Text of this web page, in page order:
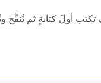
تكتب أولَ كتابةٍ ثم تُنقَّح